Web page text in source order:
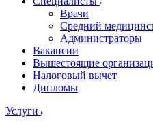
Врачи
Средний
Администраторы
Вакансии
Вышестоящие
Налоговый вычет
Дипломы
Услуги